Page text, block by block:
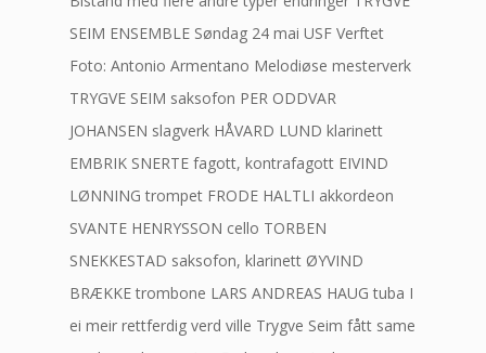
SEIM ENSEMBLE Søndag 24 mai USF Verftet
Foto: Antonio Armentano Melodiøse mesterverk
TRYGVE SEIM saksofon PER ODDVAR
JOHANSEN slagverk HÅVARD LUND klarinett
EMBRIK SNERTE fagott, kontrafagott EIVIND
LØNNING trompet FRODE HALTLI akkordeon
SVANTE HENRYSSON cello TORBEN
SNEKKESTAD saksofon, klarinett ØYVIND
BRÆKKE trombone LARS ANDREAS HAUG tuba I
ei meir rettferdig verd ville Trygve Seim fått same